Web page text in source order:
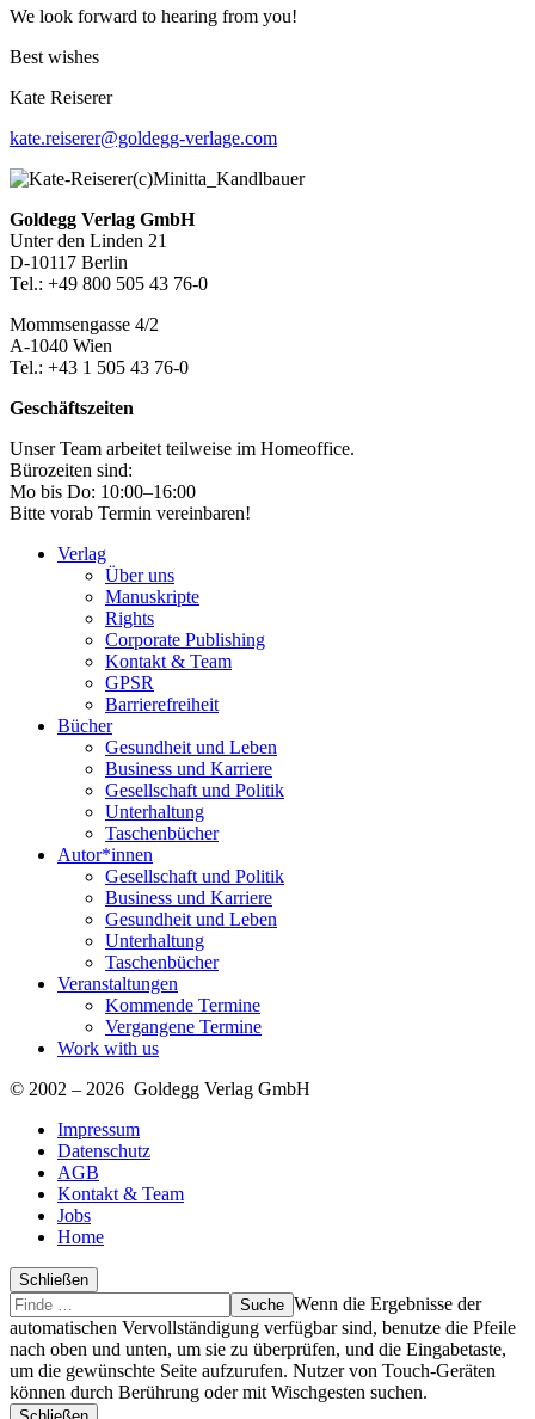
We look forward to hearing from you!
Best wishes
Kate Reiserer
kate.reiserer@goldegg-verlage.com
Footer-
Section
Goldegg Verlag GmbH
Unter den Linden 21
D-10117 Berlin
Tel.: +49 800 505 43 76-0
Mommsengasse 4/2
A-1040 Wien
Tel.: +43 1 505 43 76-0
Geschäftszeiten
Unser Team arbeitet teilweise im Homeoffice.
Bürozeiten sind:
Mo bis Do: 10:00–16:00
Bitte vorab Termin vereinbaren!
Verlag
Über uns
Manuskripte
Rights
Corporate Publishing
Kontakt & Team
GPSR
Barrierefreiheit
Bücher
Gesundheit und Leben
Business und Karriere
Gesellschaft und Politik
Unterhaltung
Taschenbücher
Autor*innen
Gesellschaft und Politik
Business und Karriere
Gesundheit und Leben
Unterhaltung
Taschenbücher
Veranstaltungen
Kommende Termine
Vergangene Termine
Work with us
© 2002 – 2026 Goldegg Verlag GmbH
Impressum
Datenschutz
AGB
Kontakt & Team
Jobs
Home
Schließen
Suche
Finde
…
Wenn die Ergebnisse der
automatischen Vervollständigung verfügbar sind, benutze die Pfeile
nach oben und unten, um sie zu überprüfen, und die Eingabetaste,
um die gewünschte Seite aufzurufen. Nutzer von Touch-Geräten
können durch Berührung oder mit Wischgesten suchen.